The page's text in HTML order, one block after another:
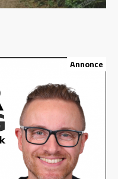
Annonce